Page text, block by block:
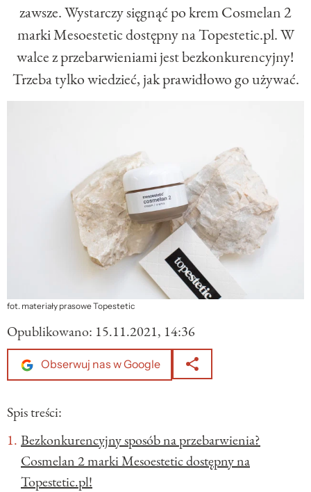
zawsze. Wystarczy sięgnąć po krem Cosmelan 2
marki Mesoestetic dostępny na Topestetic.pl. W
walce z przebarwieniami jest bezkonkurencyjny!
Trzeba tylko wiedzieć, jak prawidłowo go używać.
fot. materiały prasowe Topestetic
Opublikowano: 15.11.2021, 14:36
Obserwuj nas w Google
Spis treści:
Bezkonkurencyjny sposób na przebarwienia?
Cosmelan 2 marki Mesoestetic dostępny na
Topestetic.pl!